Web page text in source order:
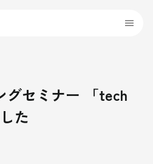
グセミナー 「tech
た